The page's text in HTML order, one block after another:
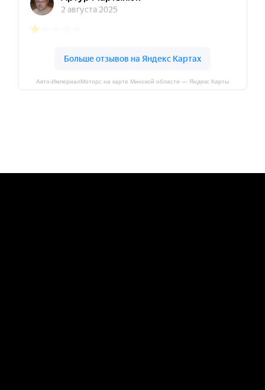
Авто-ИмпериалМоторс на карте Минской области — Яндекс Карты